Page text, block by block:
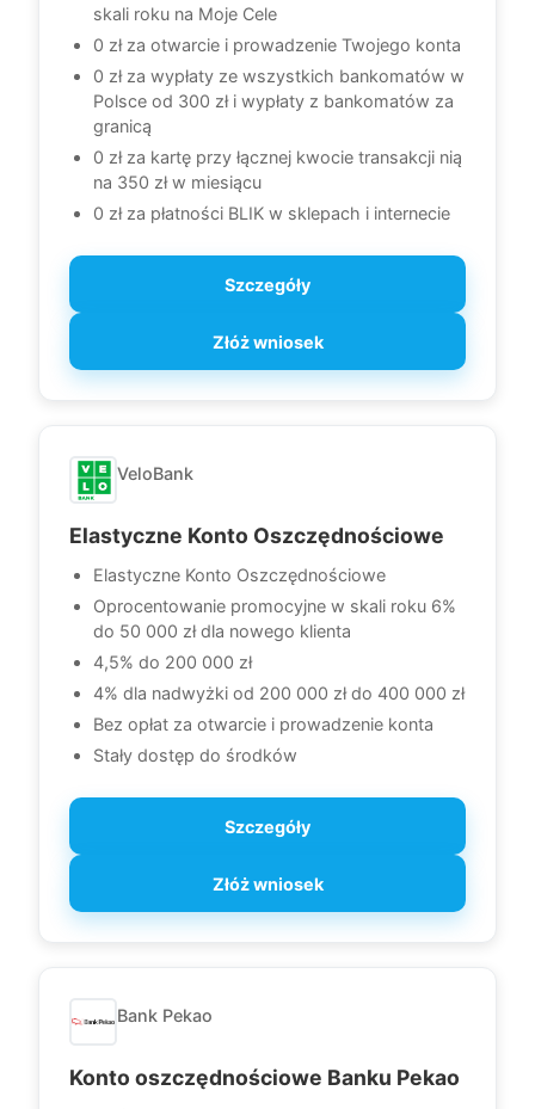
skali roku na Moje Cele
0 zł za otwarcie i prowadzenie Twojego konta
0 zł za wypłaty ze wszystkich bankomatów w
Polsce od 300 zł i wypłaty z bankomatów za
granicą
0 zł za kartę przy łącznej kwocie transakcji nią
na 350 zł w miesiącu
0 zł za płatności BLIK w sklepach i internecie
Szczegóły
Złóż wniosek
VeloBank
Elastyczne Konto Oszczędnościowe
Elastyczne Konto Oszczędnościowe
Oprocentowanie promocyjne w skali roku 6%
do 50 000 zł dla nowego klienta
4,5% do 200 000 zł
4% dla nadwyżki od 200 000 zł do 400 000 zł
Bez opłat za otwarcie i prowadzenie konta
Stały dostęp do środków
Szczegóły
Złóż wniosek
Bank Pekao
Konto oszczędnościowe Banku Pekao